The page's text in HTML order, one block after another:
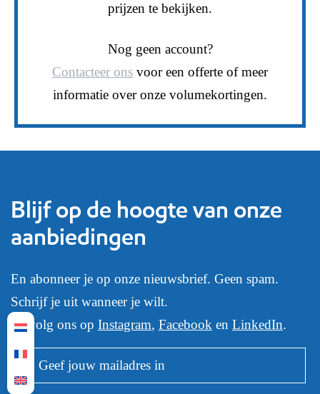
prijzen te bekijken.
Nog geen account?
Contacteer ons voor een offerte of meer
informatie over onze volumekortingen.
Blijf op de hoogte van onze
aanbiedingen
En abonneer je op onze nieuwsbrief. Geen spam.
Schrijf je uit wanneer je wilt.
Of volg ons op Instagram, Facebook en LinkedIn.